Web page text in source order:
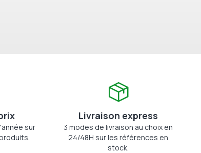
sur
Livraison express
3 modes de livraison au choix en
24/48H sur les références en
stock.